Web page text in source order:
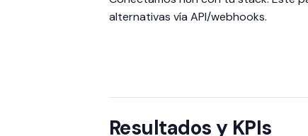
alternativas vía API/webhooks.
Resultados y KPIs